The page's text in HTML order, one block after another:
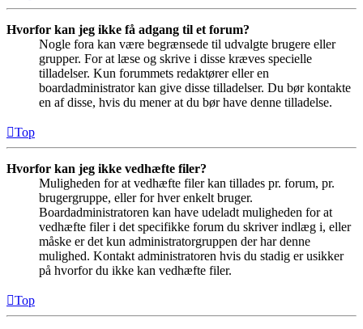
Hvorfor kan jeg ikke få adgang til et forum?
Nogle fora kan være begrænsede til udvalgte brugere eller
grupper. For at læse og skrive i disse kræves specielle
tilladelser. Kun forummets redaktører eller en
boardadministrator kan give disse tilladelser. Du bør kontakte
en af disse, hvis du mener at du bør have denne tilladelse.
Top
Hvorfor kan jeg ikke vedhæfte filer?
Muligheden for at vedhæfte filer kan tillades pr. forum, pr.
brugergruppe, eller for hver enkelt bruger.
Boardadministratoren kan have udeladt muligheden for at
vedhæfte filer i det specifikke forum du skriver indlæg i, eller
måske er det kun administratorgruppen der har denne
mulighed. Kontakt administratoren hvis du stadig er usikker
på hvorfor du ikke kan vedhæfte filer.
Top